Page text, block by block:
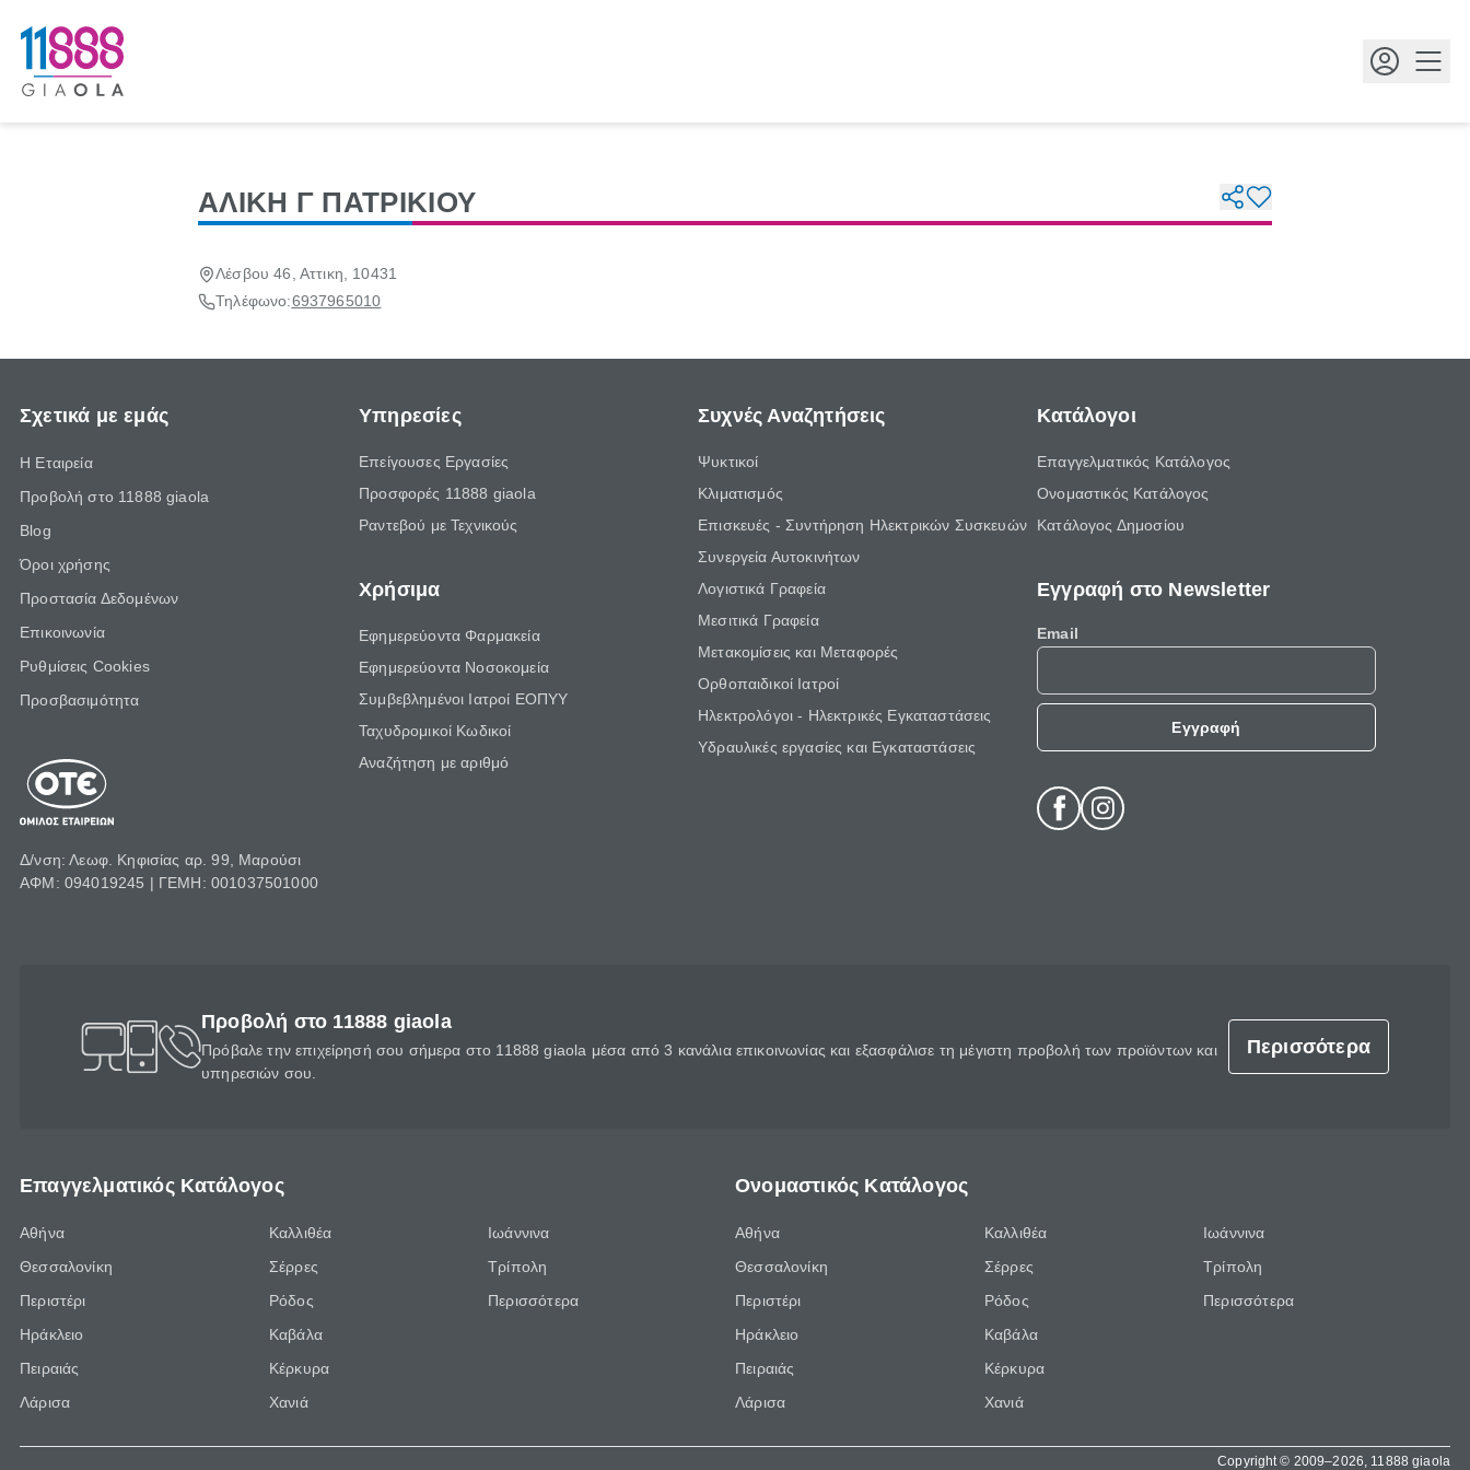
ΑΛΙΚΗ Γ ΠΑΤΡΙΚΙΟΥ
Λέσβου 46, Αττικη, 10431
Τηλέφωνο:6937965010
Σχετικά με εμάς
Η Εταιρεία
Προβολή στο 11888 giaola
Blog
Όροι χρήσης
Προστασία Δεδομένων
Επικοινωνία
Ρυθμίσεις Cookies
Προσβασιμότητα
Δ/νση: Λεωφ. Κηφισίας αρ. 99, Μαρούσι
ΑΦΜ: 094019245 | ΓΕΜΗ: 001037501000
Υπηρεσίες
Επείγουσες Εργασίες
Προσφορές 11888 giaola
Ραντεβού με Τεχνικούς
Χρήσιμα
Εφημερεύοντα Φαρμακεία
Εφημερεύοντα Νοσοκομεία
Συμβεβλημένοι Ιατροί ΕΟΠΥΥ
Ταχυδρομικοί Κωδικοί
Αναζήτηση με αριθμό
Συχνές Αναζητήσεις
Ψυκτικοί
Κλιματισμός
Επισκευές - Συντήρηση Ηλεκτρικών Συσκευών
Συνεργεία Αυτοκινήτων
Λογιστικά Γραφεία
Μεσιτικά Γραφεία
Μετακομίσεις και Μεταφορές
Ορθοπαιδικοί Ιατροί
Ηλεκτρολόγοι - Ηλεκτρικές Εγκαταστάσεις
Υδραυλικές εργασίες και Εγκαταστάσεις
Κατάλογοι
Επαγγελματικός Κατάλογος
Ονομαστικός Κατάλογος
Κατάλογος Δημοσίου
Εγγραφή στο Newsletter
Email
Εγγραφή
Προβολή στο 11888 giaola
Πρόβαλε την επιχείρησή σου σήμερα στο 11888 giaola μέσα από 3 κανάλια επικοινωνίας και εξασφάλισε τη μέγιστη προβολή των προϊόντων και
υπηρεσιών σου.
Περισσότερα
Επαγγελματικός Κατάλογος
Αθήνα
Θεσσαλονίκη
Περιστέρι
Ηράκλειο
Πειραιάς
Λάρισα
Καλλιθέα
Σέρρες
Ρόδος
Καβάλα
Κέρκυρα
Χανιά
Ιωάννινα
Τρίπολη
Περισσότερα
Ονομαστικός Κατάλογος
Αθήνα
Θεσσαλονίκη
Περιστέρι
Ηράκλειο
Πειραιάς
Λάρισα
Καλλιθέα
Σέρρες
Ρόδος
Καβάλα
Κέρκυρα
Χανιά
Ιωάννινα
Τρίπολη
Περισσότερα
Copyright © 2009–2026, 11888 giaola